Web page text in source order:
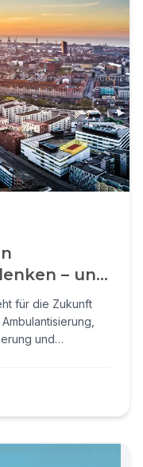
– und
für die Zukunft
und